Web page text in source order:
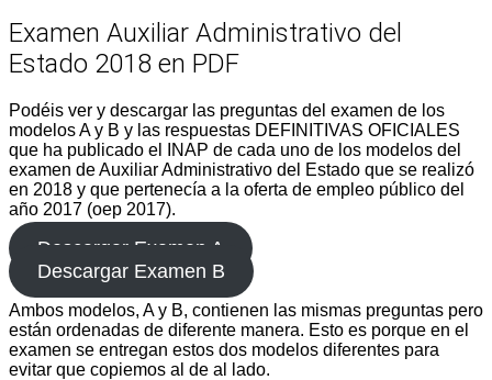
Examen Auxiliar Administrativo del
Estado 2018 en PDF
Podéis ver y descargar las preguntas del examen de los
modelos A y B y las respuestas DEFINITIVAS OFICIALES
que ha publicado el INAP de cada uno de los modelos del
examen de Auxiliar Administrativo del Estado que se realizó
en 2018 y que pertenecía a la oferta de empleo público del
año 2017 (oep 2017).
Descargar Examen A
Descargar Examen B
Ambos modelos, A y B, contienen las mismas preguntas pero
están ordenadas de diferente manera. Esto es porque en el
examen se entregan estos dos modelos diferentes para
evitar que copiemos al de al lado.